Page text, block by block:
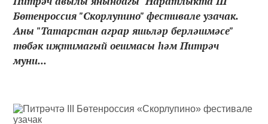
Бөтенроссия "Скорлупино" фестивале узачак.
Аны "Татарстан аграр яшьләр берләшмәсе"
төбәк иҗтимагый оешмасы һәм Питрәч
муни...